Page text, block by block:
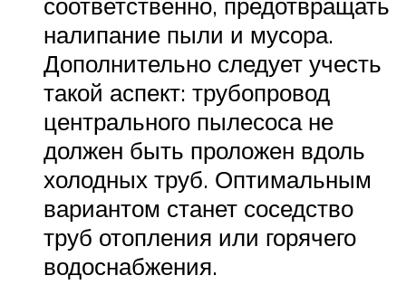
налипание пыли и мусора.
Дополнительно следует учесть
такой аспект: трубопровод
центрального пылесоса не
должен быть проложен вдоль
холодных труб. Оптимальным
вариантом станет соседство
труб отопления или горячего
водоснабжения.